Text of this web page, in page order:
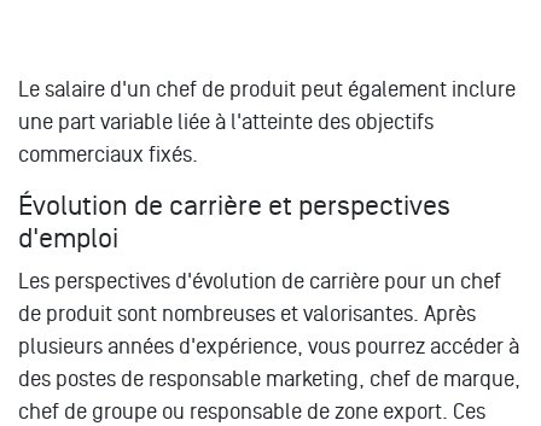
Le salaire d'un chef de produit peut également inclure
une part variable liée à l'atteinte des objectifs
commerciaux fixés.
Évolution de carrière et perspectives
d'emploi
Les perspectives d'évolution de carrière pour un chef
de produit sont nombreuses et valorisantes. Après
plusieurs années d'expérience, vous pourrez accéder à
des postes de responsable marketing, chef de marque,
chef de groupe ou responsable de zone export. Ces